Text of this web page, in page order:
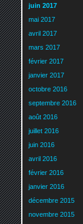
juin 2017
mai 2017
avril 2017
mars 2017
février 2017
janvier 2017
octobre 2016
septembre 2016
août 2016
juillet 2016
juin 2016
avril 2016
février 2016
janvier 2016
décembre 2015
novembre 2015